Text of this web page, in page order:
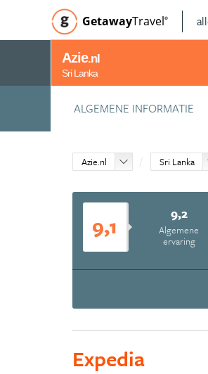
GetawayTravel©
Azie.nl
Sri Lanka
ALGEMENE INFORMATIE
Azie.nl Sri Lanka
9,1 9,2
Algemene
ervaring
Expedia